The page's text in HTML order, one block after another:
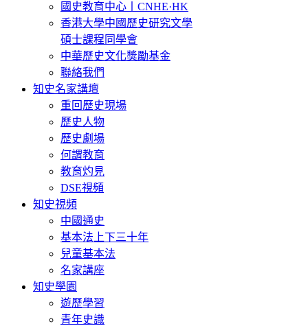
國史教育中心丨CNHE·HK
香港大學中國歷史研究文學
碩士課程同學會
中華歷史文化獎勵基金
聯絡我們
知史名家講壇
重回歷史現場
歷史人物
歷史劇場
何謂教育
教育灼見
DSE視頻
知史視頻
中國通史
基本法上下三十年
兒童基本法
名家講座
知史學園
遊歷學習
青年史識